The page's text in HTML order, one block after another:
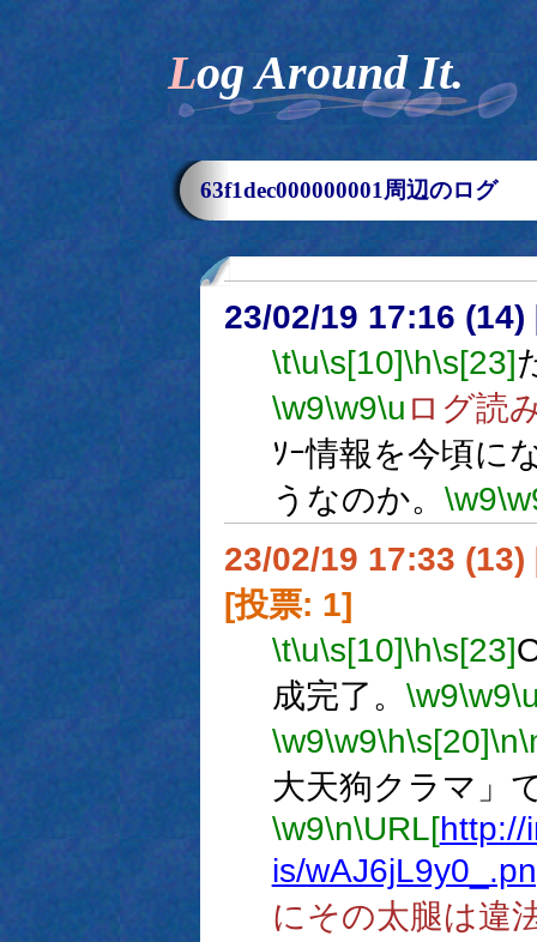
Log Around It.
63f1dec000000001周辺のログ
23/02/19 17:16 (14)
\t\u\s[10]\h\s[23]
\w9\w9\u ログ読
ｿｰ情報を今頃に
うなのか。 \w9
23/02/19 17:33 (13)
[投票: 1]
\t\u\s[10]\h\s[23]
成完了。 \w9\w9
\w9\w9\h\s[20]\n
大天狗クラマ」
\w9\n\URL[http://
is/
にその太腿は違